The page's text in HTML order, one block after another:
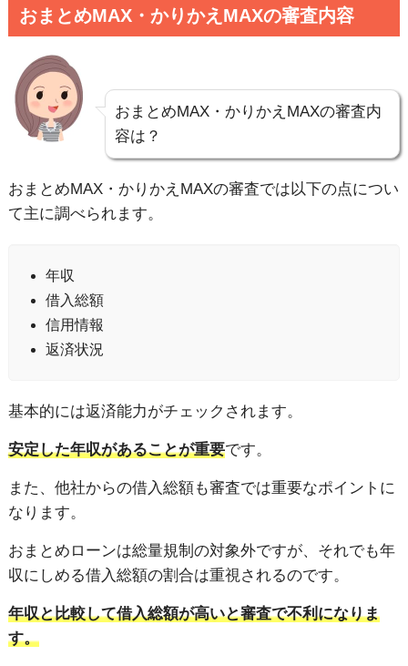
おまとめMAX・かりかえMAXの審査内容
おまとめMAX・かりかえMAXの審査内
容は？
おまとめMAX・かりかえMAXの審査では以下の点につい
て主に調べられます。
年収
借入総額
信用情報
返済状況
基本的には返済能力がチェックされます。
安定した年収があることが重要です。
また、他社からの借入総額も審査では重要なポイントに
なります。
おまとめローンは総量規制の対象外ですが、それでも年
収にしめる借入総額の割合は重視されるのです。
年収と比較して借入総額が高いと審査で不利になりま
す。